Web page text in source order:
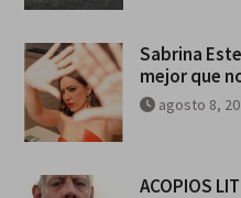
Sabrina
mejor que
agosto 8,
ACOPIOS